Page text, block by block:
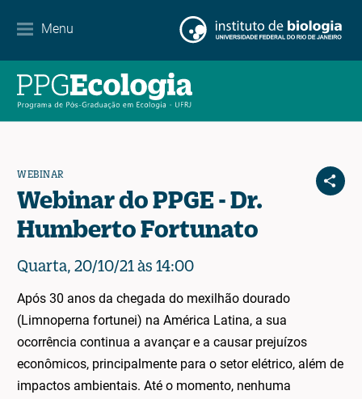
Menu
Contact
WEBINAR
Webinar do PPGE - Dr.
Humberto Fortunato
Quarta, 20/10/21 às 14:00
Após 30 anos da chegada do mexilhão dourado
(Limnoperna fortunei) na América Latina, a sua
ocorrência continua a avançar e a causar prejuízos
econômicos, principalmente para o setor elétrico, além de
impactos ambientais. Até o momento, nenhuma